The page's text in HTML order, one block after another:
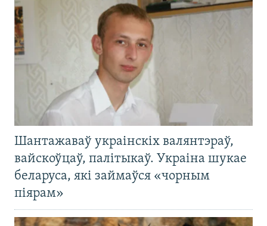
Шантажаваў украінскіх валянтэраў,
вайскоўцаў, палітыкаў. Украіна шукае
беларуса, які займаўся «чорным
піярам»